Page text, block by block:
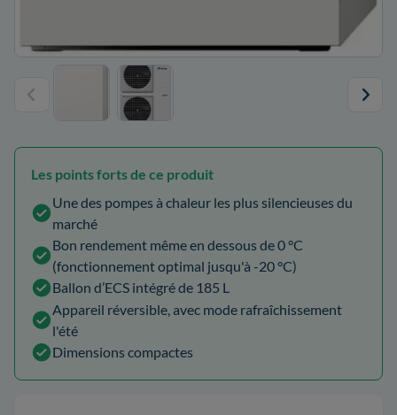
Les points forts de ce produit
Une des pompes à chaleur les plus silencieuses du
marché
Bon rendement même en dessous de 0 °C
(fonctionnement optimal jusqu'à -20 °C)
Ballon d’ECS intégré de 185 L
Appareil réversible, avec mode rafraîchissement
l'été
Dimensions compactes